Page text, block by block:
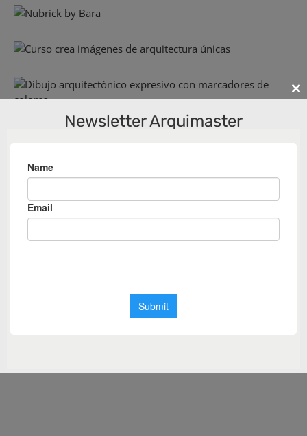
Newsletter Arquimaster